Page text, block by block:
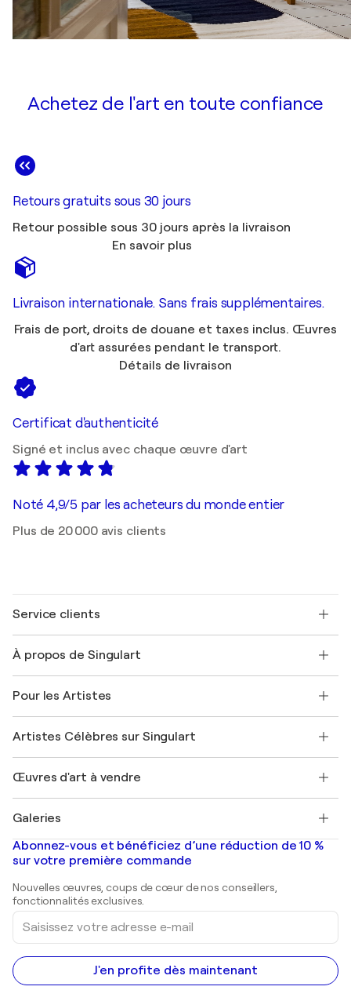
Achetez de l'art en toute confiance
Retours gratuits sous 30 jours
Retour possible sous 30 jours après la livraison
En savoir plus
Livraison internationale. Sans frais supplémentaires.
Frais de port, droits de douane et taxes inclus. Œuvres
d'art assurées pendant le transport.
Détails de livraison
Certificat d'authenticité
Signé et inclus avec chaque œuvre d'art
Noté 4,9/5 par les acheteurs du monde entier
Plus de 20 000 avis clients
Service clients
Expédition
Offrir une carte cadeau
Rejoignez notre programme commercial
Mon compte
+33 1 76 44 06 42
À propos de Singulart
FAQ
Magazine Singulart
Emplois
Découvrez une sélection d'art original
Pour les Artistes
Se connecter en tant qu'Artiste
Artistes Célèbres sur Singulart
Marc Chagall
Banksy
Mr. Brainwash
Shepard Fairey
Œuvres d'art à vendre
Tableaux abstraits à vendre
Peintures de paysage
Estampes
Peintures acryliques
Galeries
Galeries d'art en France
Galeries d'art en Belgique
Abonnez-vous et bénéficiez d’une réduction de 10 %
sur votre première commande
Nouvelles œuvres, coups de cœur de nos conseillers,
fonctionnalités exclusives.
Saisissez
votre
adresse
e-
mail
J'en profite dès maintenant